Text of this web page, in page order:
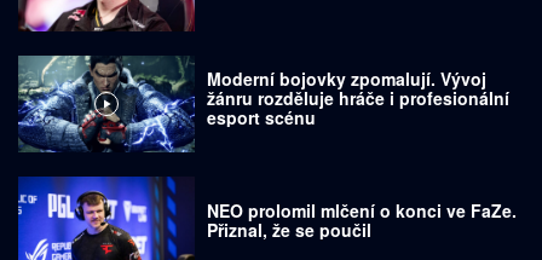
Moderní bojovky zpomalují. Vývoj
žánru rozděluje hráče i profesionální
esport scénu
NEO prolomil mlčení o konci ve FaZe.
Přiznal, že se poučil